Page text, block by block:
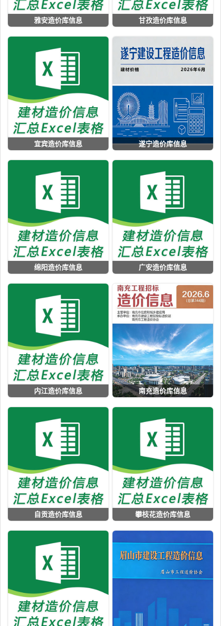
雅安造价库信息 甘孜造价库信息
宜宾造价库信息 遂宁造价库信息
绵阳造价库信息 广安造价库信息
内江造价库信息 南充造价库信息
自贡造价库信息 攀枝花造价库信息